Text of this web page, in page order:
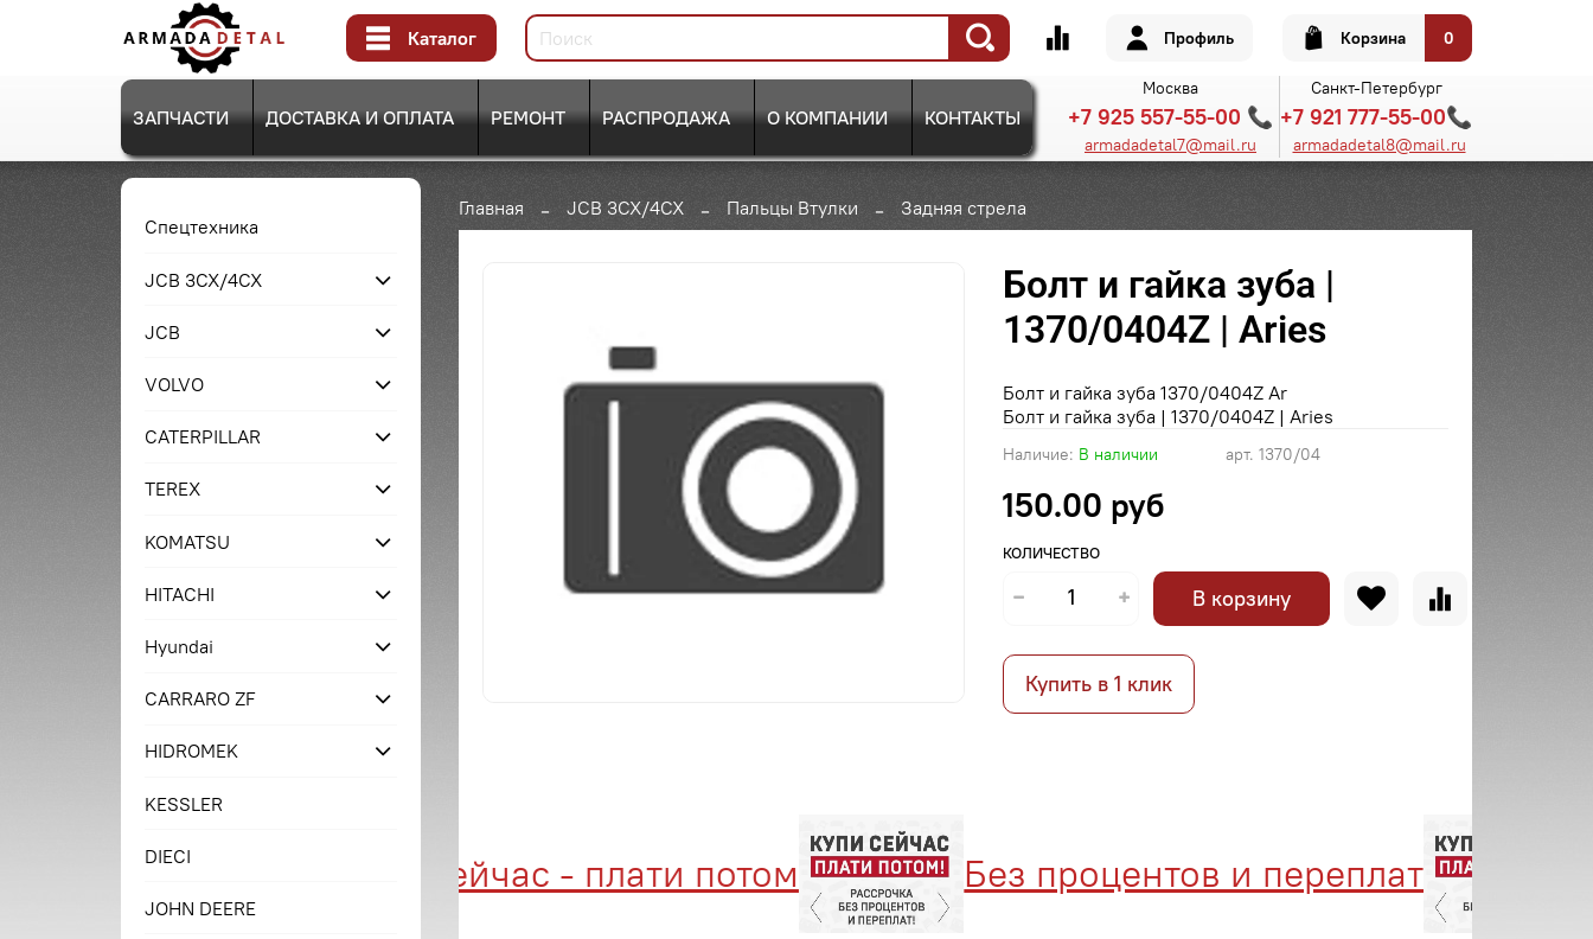
Каталог Профиль Корзина 0
ЗАПЧАСТИ ДОСТАВКА И ОПЛАТА РЕМОНТ РАСПРОДАЖА О КОМПАНИИ КОНТАКТЫ
Москва Санкт-Петербург
+7 925 557-55-00 📞 +7 921 777-55-00📞
armadadetal7@mail.ru armadadetal8@mail.ru
Главная JCB 3CX/4CX Пальцы Втулки Задняя стрела
арт.1370/04
Наличие: В наличии
Болт и гайка зуба |
1370/0404Z | Aries
150.00 руб
КОЛИЧЕСТВО
В корзину
Купить в 1 клик
Болт и гайка зуба 1370/0404Z Ar
Болт и гайка зуба | 1370/0404Z | Aries
Купи сейчас - плати потом Без процентов и переплат
Спецтехника
JCB 3CX/4CX
JCB
VOLVO
CATERPILLAR
TEREX
KOMATSU
HITACHI
Hyundai
CARRARO ZF
HIDROMEK
KESSLER
DIECI
JOHN DEERE